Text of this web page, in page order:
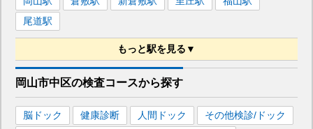
尾道駅
もっと駅を見る▼
■JR赤穂線
東岡山駅 高島駅 岡山駅 西川原駅 播州赤穂駅
伊部 駅
岡山市中区の検査コースから探す
脳ドック 健康診断 人間ドック
その他検診/ドック